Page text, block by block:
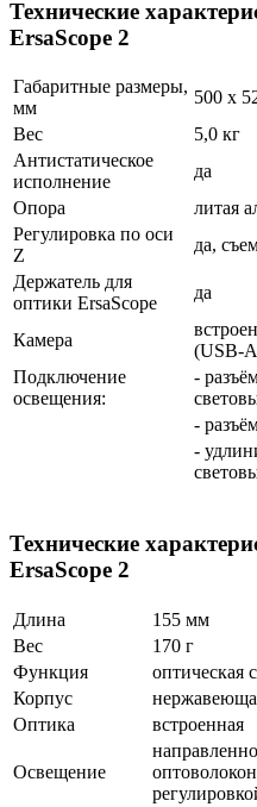
Технические
ErsaScope 2
Габаритные размеры,
мм
500 x
Вес
5,0 кг
Антистатическое
исполнение
да
Опора
литая
Регулировка по оси
Z
да,
Держатель для
оптики ErsaScope
да
Камера
(USB-
Подключение
освещения:
-
-
-
Технические
ErsaScope 2
Длина
155 мм
Вес
170 г
Функция
оптическая
Корпус
Оптика
встроенная
Освещение